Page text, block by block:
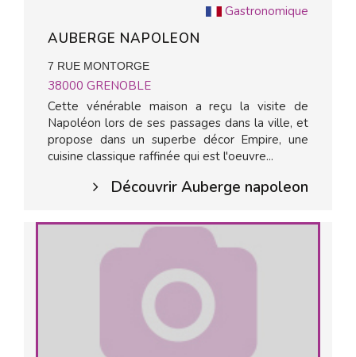
Gastronomique
AUBERGE NAPOLEON
7 RUE MONTORGE
38000 GRENOBLE
Cette vénérable maison a reçu la visite de
Napoléon lors de ses passages dans la ville, et
propose dans un superbe décor Empire, une
cuisine classique raffinée qui est l'oeuvre...
Découvrir Auberge napoleon